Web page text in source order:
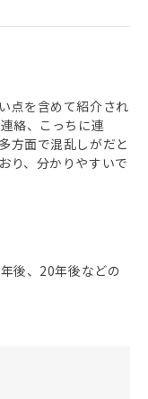
点を含めて紹介され
絡、こっちに連
方面で混乱しがだと
り、分かりやすいで
後、20年後などの